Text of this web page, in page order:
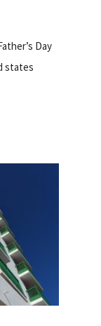
Day
states